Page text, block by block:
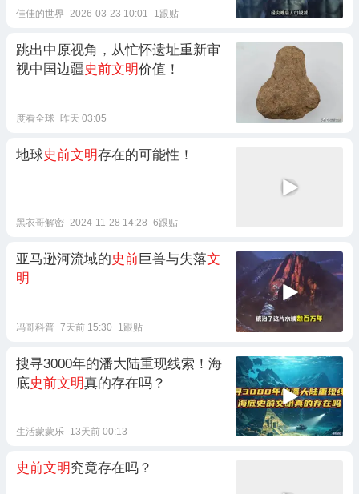
佳佳的世界 2026-03-23 10:01 1跟贴
跳出中原视角，从忙怀遗址重新审
视中国边疆史前文明价值！
度看全球 昨天 03:05
地球史前文明存在的可能性！
黑衣哥解密 2024-11-28 14:28 6跟贴
亚马逊河流域的史前巨兽与失落文
明
冯哥科普 7天前 15:30 1跟贴
搜寻3000年的潘大陆重现线索！海
底史前文明真的存在吗？
生活蒙蒙乐 13天前 00:13
史前文明究竟存在吗？